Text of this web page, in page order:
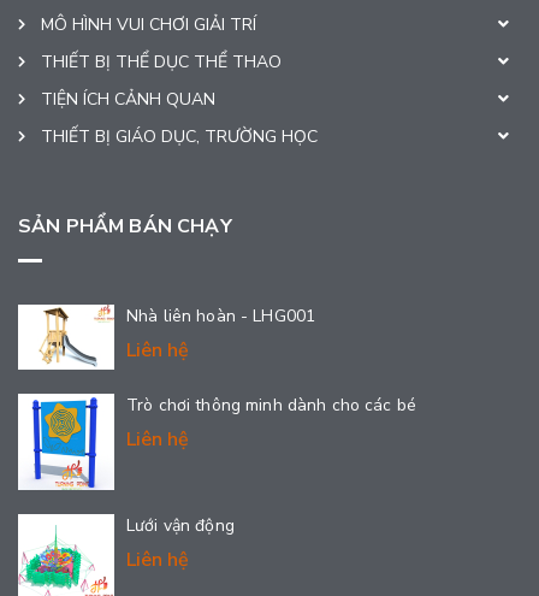
MÔ HÌNH VUI CHƠI GIẢI TRÍ
THIẾT BỊ THỂ DỤC THỂ THAO
TIỆN ÍCH CẢNH QUAN
THIẾT BỊ GIÁO DỤC, TRƯỜNG HỌC
SẢN PHẨM BÁN CHẠY
Nhà liên hoàn - LHG001
Liên hệ
Trò chơi thông minh dành cho các bé
Liên hệ
Lưới vận động
Liên hệ